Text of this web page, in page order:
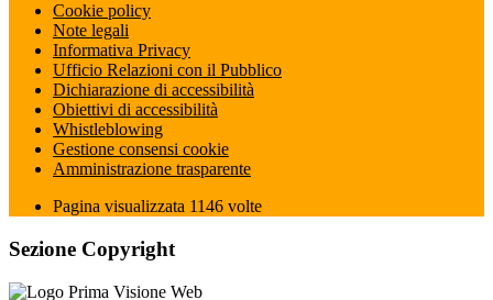
Cookie policy
Note legali
Informativa Privacy
Ufficio Relazioni con il Pubblico
Dichiarazione di accessibilità
Obiettivi di accessibilità
Whistleblowing
Gestione consensi cookie
Amministrazione trasparente
Pagina visualizzata 1146 volte
Sezione Copyright